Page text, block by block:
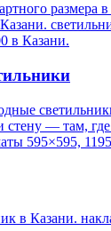
размера
в Казани.
— там, где
595×595,
в Казани.